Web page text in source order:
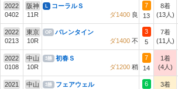
2022
0402
阪神
11R
L
コーラルＳ
ダ1400 良
7
13
8着
(13人)
2022
0213
東京
10R
OP
バレンタイン
ダ1400 不
3
5
7着
(11人)
2022
0108
中山
10R
3勝
初春Ｓ
ダ1200 稍
7
14
1着
(4人)
2021
中山
3勝
フェアウェル
6
3着